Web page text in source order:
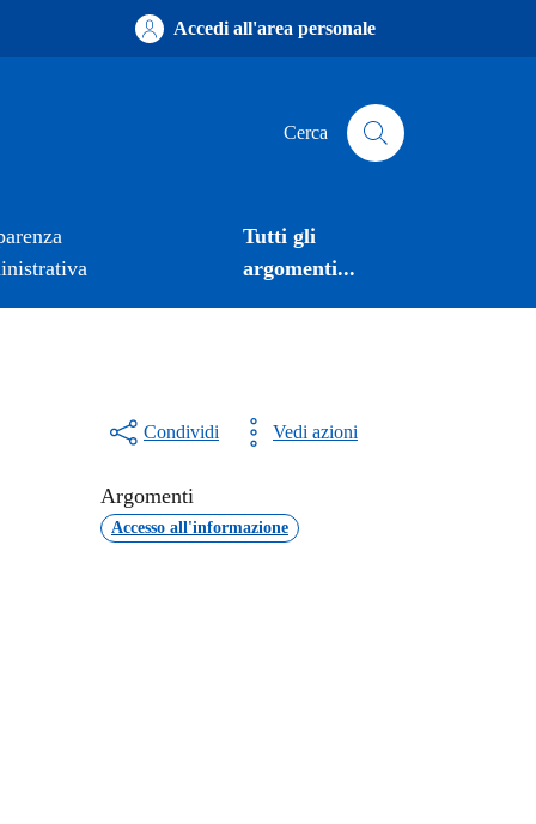
Accedi all'area personale
Cerca
Tutti gli
argomenti...
Condividi Vedi azioni
Argomenti
Accesso all'informazione